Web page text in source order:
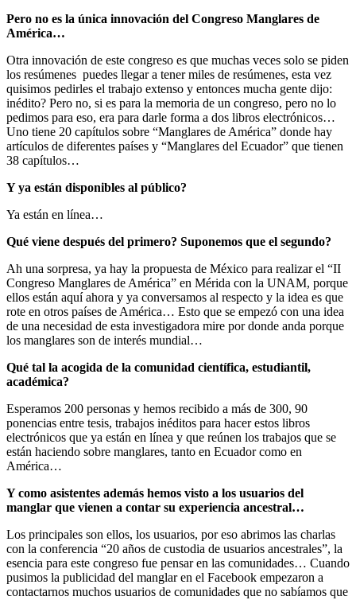
Pero no es la única innovación del Congreso Manglares de
América…
Otra innovación de este congreso es que muchas veces solo se piden
los resúmenes puedes llegar a tener miles de resúmenes, esta vez
quisimos pedirles el trabajo extenso y entonces mucha gente dijo:
inédito? Pero no, si es para la memoria de un congreso, pero no lo
pedimos para eso, era para darle forma a dos libros electrónicos…
Uno tiene 20 capítulos sobre “Manglares de América” donde hay
artículos de diferentes países y “Manglares del Ecuador” que tienen
38 capítulos…
Y ya están disponibles al público?
Ya están en línea…
Qué viene después del primero? Suponemos que el segundo?
Ah una sorpresa, ya hay la propuesta de México para realizar el “II
Congreso Manglares de América” en Mérida con la UNAM, porque
ellos están aquí ahora y ya conversamos al respecto y la idea es que
rote en otros países de América… Esto que se empezó con una idea
de una necesidad de esta investigadora mire por donde anda porque
los manglares son de interés mundial…
Qué tal la acogida de la comunidad científica, estudiantil,
académica?
Esperamos 200 personas y hemos recibido a más de 300, 90
ponencias entre tesis, trabajos inéditos para hacer estos libros
electrónicos que ya están en línea y que reúnen los trabajos que se
están haciendo sobre manglares, tanto en Ecuador como en
América…
Y como asistentes además hemos visto a los usuarios del
manglar que vienen a contar su experiencia ancestral…
Los principales son ellos, los usuarios, por eso abrimos las charlas
con la conferencia “20 años de custodia de usuarios ancestrales”, la
esencia para este congreso fue pensar en las comunidades… Cuando
pusimos la publicidad del manglar en el Facebook empezaron a
contactarnos muchos usuarios de comunidades que no sabíamos que